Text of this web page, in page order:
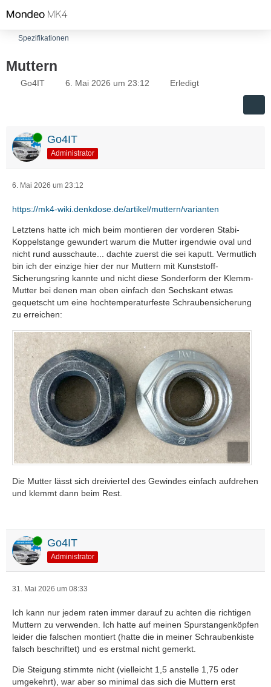
Spezifikationen
Muttern
Go4IT 6. Mai 2026 um 23:12 Erledigt
Online Go4IT
Administrator
6. Mai 2026 um 23:12
https://mk4-wiki.denkdose.de/artikel/muttern/varianten
Letztens hatte ich mich beim montieren der vorderen Stabi-
Koppelstange gewundert warum die Mutter irgendwie oval und
nicht rund ausschaute... dachte zuerst die sei kaputt. Vermutlich
bin ich der einzige hier der nur Muttern mit Kunststoff-
Sicherungsring kannte und nicht diese Sonderform der Klemm-
Mutter bei denen man oben einfach den Sechskant etwas
gequetscht um eine hochtemperaturfeste Schraubensicherung
zu erreichen:
Die Mutter lässt sich dreiviertel des Gewindes einfach aufdrehen
und klemmt dann beim Rest.
Online Go4IT
Administrator
31. Mai 2026 um 08:33
Ich kann nur jedem raten immer darauf zu achten die richtigen
Muttern zu verwenden. Ich hatte auf meinen Spurstangenköpfen
leider die falschen montiert (hatte die in meiner Schraubenkiste
falsch beschriftet) und es erstmal nicht gemerkt.
Die Steigung stimmte nicht (vielleicht 1,5 anstelle 1,75 oder
umgekehrt), war aber so minimal das sich die Muttern erst